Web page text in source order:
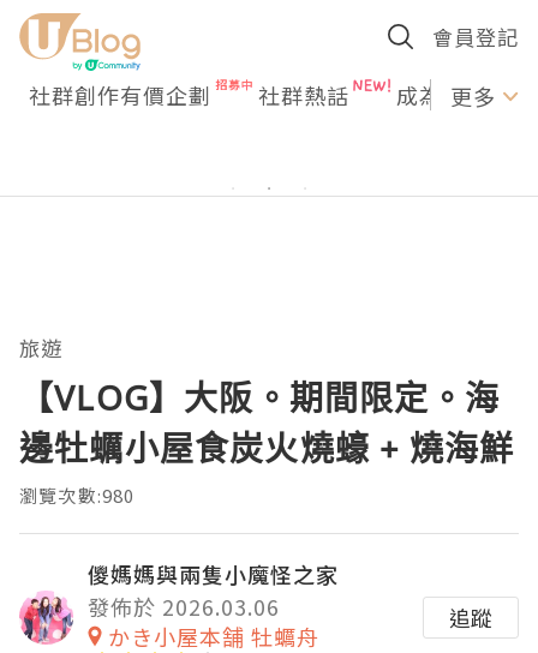
會員登記
社群創作有價企劃 社群熱話 成為U更多
旅遊
【VLOG】大阪。期間限定。海
邊牡蠣小屋食炭火燒蠔 + 燒海鮮
瀏覽次數:980
儍媽媽與兩隻小魔怪之家
發佈於 2026.03.06
かき小屋本舗 牡蠣舟
追蹤